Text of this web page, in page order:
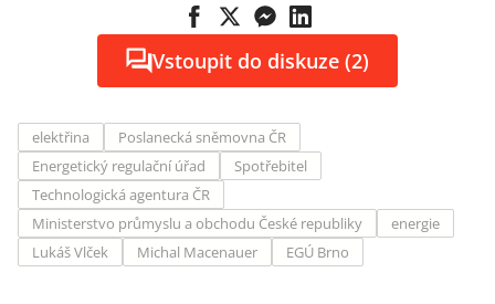
Vstoupit do diskuze (2)
elektřina
Poslanecká sněmovna ČR
Energetický regulační úřad
Spotřebitel
Technologická agentura ČR
Ministerstvo průmyslu a obchodu České republiky
energie
Lukáš Vlček
Michal Macenauer EGÚ Brno